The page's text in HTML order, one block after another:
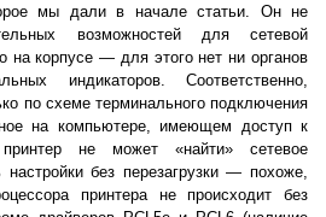
мы дали в начале статьи. Он не
возможностей для сетевой
на корпусе — для этого нет ни органов
индикаторов. Соответственно,
по схеме терминального подключения
на компьютере, имеющем доступ к
не может «найти» сетевое
без перезагрузки — похоже,
принтера не происходит без